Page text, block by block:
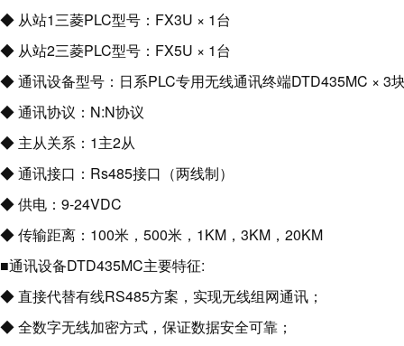
◆ 从站1三菱PLC型号：FX3U × 1台
◆ 从站2三菱PLC型号：FX5U × 1台
◆ 通讯设备型号：日系PLC专用无线通讯终端DTD435MC × 3
◆ 通讯协议：N:N协议
◆ 主从关系：1主2从
◆ 通讯接口：Rs485接口（两线制）
◆ 供电：9-24VDC
◆ 传输距离：100米，500米，1KM，3KM，20KM
■通讯设备DTD435MC主要特征:
◆ 直接代替有线RS485方案，实现无线组网通讯；
◆ 全数字无线加密方式，保证数据安全可靠；